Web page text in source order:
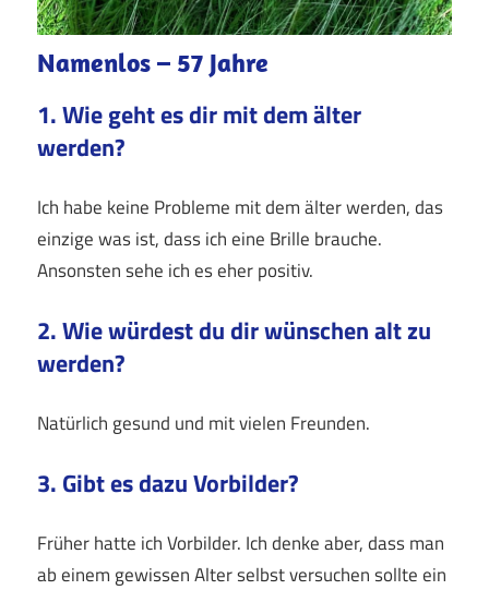
Namenlos – 57 Jahre
1. Wie geht es dir mit dem älter
werden?
Ich habe keine Probleme mit dem älter werden, das
einzige was ist, dass ich eine Brille brauche.
Ansonsten sehe ich es eher positiv.
2. Wie würdest du dir wünschen alt zu
werden?
Natürlich gesund und mit vielen Freunden.
3. Gibt es dazu Vorbilder?
Früher hatte ich Vorbilder. Ich denke aber, dass man
ab einem gewissen Alter selbst versuchen sollte ein